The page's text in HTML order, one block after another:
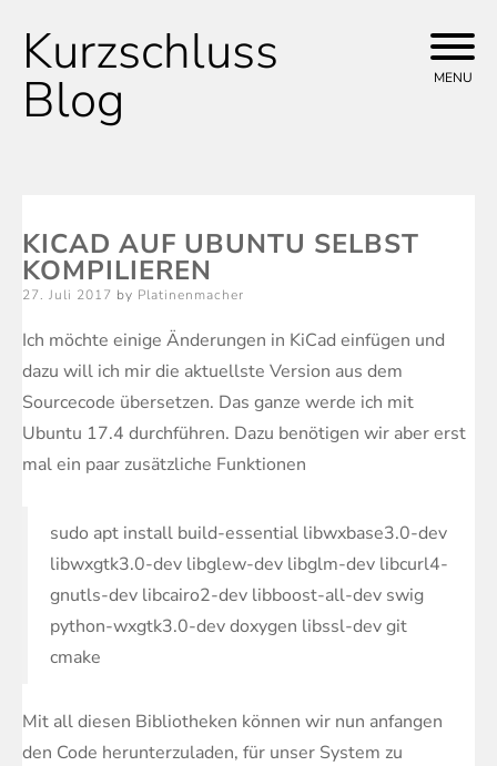
Skip
to
Kurzschluss
Blog MENU
KICAD AUF UBUNTU SELBST
KOMPILIEREN
Posted
27. Juli 2017 by Platinenmacher
Ich möchte einige Änderungen in KiCad einfügen und
dazu will ich mir die aktuellste Version aus dem
Sourcecode übersetzen. Das ganze werde ich mit
Ubuntu 17.4 durchführen. Dazu benötigen wir aber erst
mal ein paar zusätzliche Funktionen
sudo apt install build-essential libwxbase3.0-dev
libwxgtk3.0-dev libglew-dev libglm-dev libcurl4-
gnutls-dev libcairo2-dev libboost-all-dev swig
python-wxgtk3.0-dev doxygen libssl-dev git
cmake
Mit all diesen Bibliotheken können wir nun anfangen
den Code herunterzuladen, für unser System zu